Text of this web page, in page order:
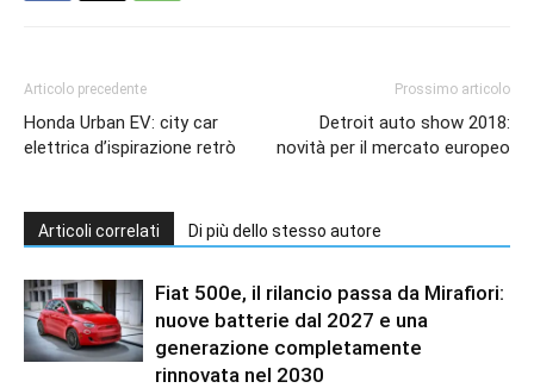
Articolo precedente
Honda Urban EV: city car
elettrica d’ispirazione retrò
Prossimo articolo
Detroit auto show 2018:
novità per il mercato europeo
Articoli correlati Di più dello stesso autore
Fiat 500e, il rilancio passa da Mirafiori:
nuove batterie dal 2027 e una
generazione completamente
rinnovata nel 2030